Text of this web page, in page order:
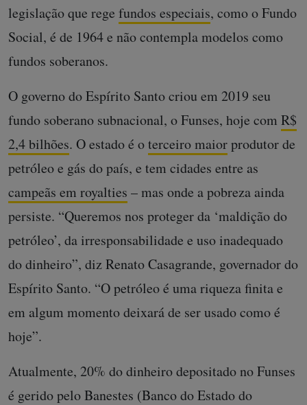
legislação que rege fundos especiais, como o Fundo
Social, é de 1964 e não contempla modelos como
fundos soberanos.
O governo do Espírito Santo criou em 2019 seu
fundo soberano subnacional, o Funses, hoje com R$
2,4 bilhões. O estado é oterceiro maiorprodutor de
petróleo e gás do país, e tem cidades entre as
campeãs em royalties – mas onde a pobreza ainda
persiste. “Queremos nos proteger da ‘maldição do
petróleo’, da irresponsabilidade e uso inadequado
do dinheiro”, diz Renato Casagrande, governador do
Espírito Santo. “O petróleo é uma riqueza finita e
em algum momento deixará de ser usado como é
hoje”.
Atualmente, 20% do dinheiro depositado no Funses
é gerido pelo Banestes (Banco do Estado do